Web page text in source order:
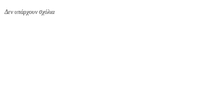
Δεν υπάρχουν σχόλια